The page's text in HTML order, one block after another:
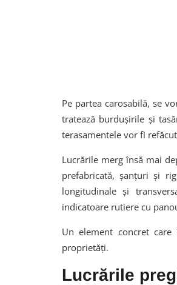
Pe partea carosabilă, se
tratează burdușirile și
terasamentele vor fi
Lucrările merg însă mai
prefabricată, șanțuri și
longitudinale și
indicatoare rutiere cu
Un element concret
proprietăți.
Lucrările